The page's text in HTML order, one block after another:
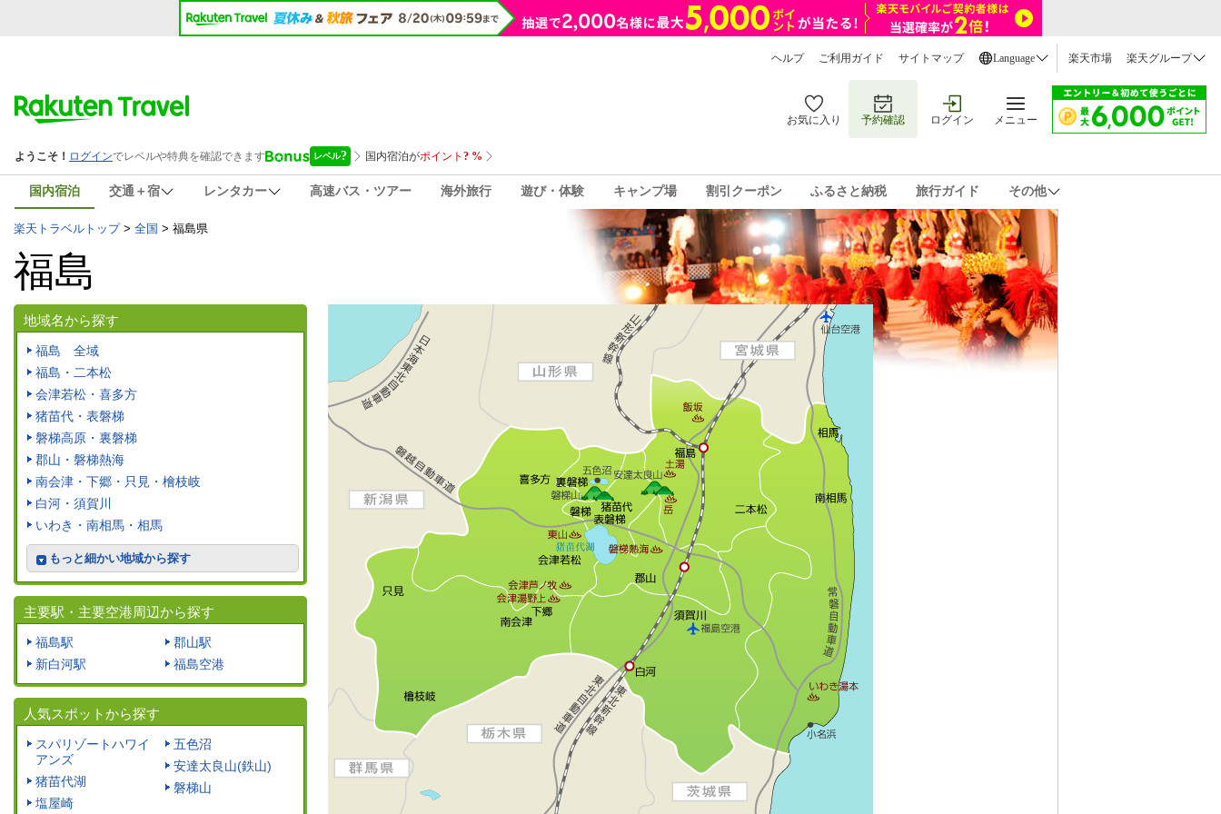
ヘルプ ご利用ガイド サイトマップ Language 楽天市場 楽天グループ
お気に入り 予約確認 ログイン メニュー
国内宿泊 交通＋宿 レンタカー 高速バス・ツアー 海外旅行 遊び・体験 キャンプ場 割引クーポン ふるさと納税 旅行ガイド その他
楽天トラベルトップ> 全国 > 福島県
福島
地域名から探す
福島 全域
福島・二本松
会津若松・喜多方
猪苗代・表磐梯
磐梯高原・裏磐梯
郡山・磐梯熱海
南会津・下郷・只見・檜枝岐
白河・須賀川
いわき・南相馬・相馬
もっと細かい地域から探す
主要駅・主要空港周辺から探す
福島駅
新白河駅
郡山駅
福島空港
人気スポットから探す
スパリゾートハワイ
アンズ
猪苗代湖
塩屋崎
五色沼
安達太良山(鉄山)
磐梯山